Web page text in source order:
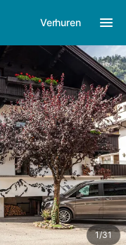
Verhuren
1/31